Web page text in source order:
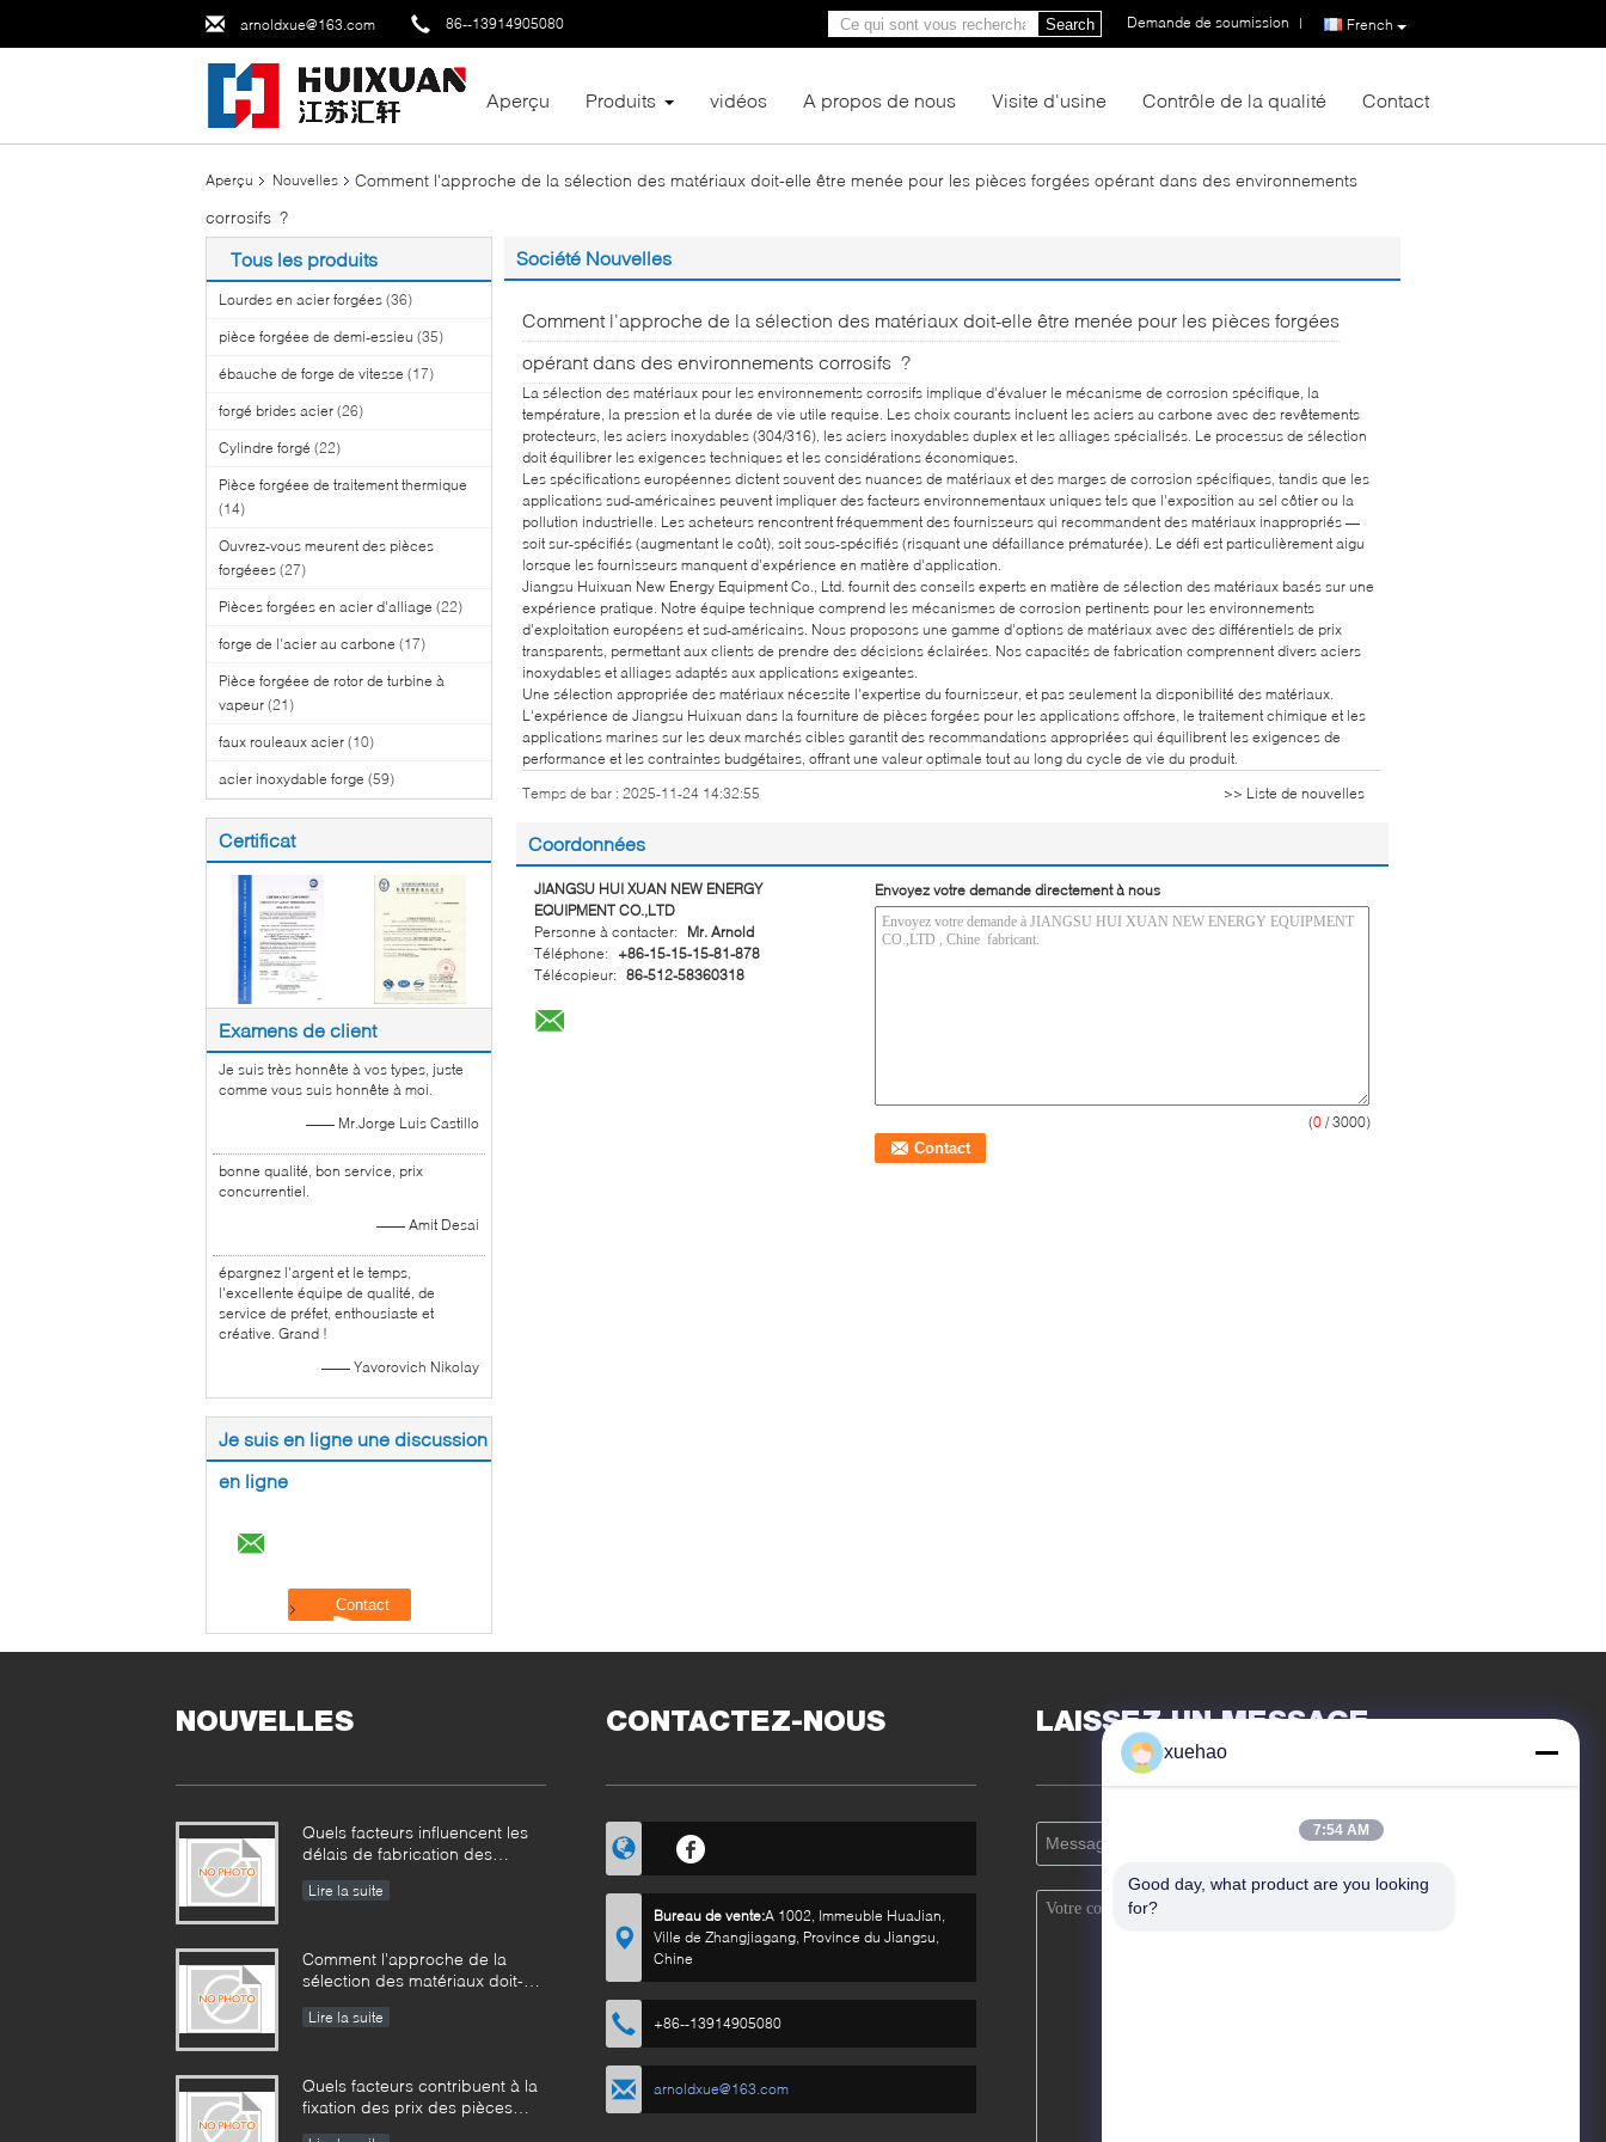
arnoldxue@163.com 86--13914905080 French
Demande de soumission |
Search
Aperçu Produits vidéos A propos de nous Visite d'usine Contrôle de la qualité Contact
Aperçu Nouvelles
Comment l'approche de la sélection des matériaux doit-elle être menée pour les pièces forgées opérant dans des environnements
corrosifs ?​​
Tous les produits
Lourdes en acier forgées (36)
pièce forgéee de demi-essieu (35)
ébauche de forge de vitesse (17)
forgé brides acier (26)
Cylindre forgé (22)
Pièce forgéee de traitement thermique
(14)
Ouvrez-vous meurent des pièces
forgéees (27)
Pièces forgées en acier d'alliage (22)
forge de l'acier au carbone (17)
Pièce forgéee de rotor de turbine à
vapeur (21)
faux rouleaux acier (10)
acier inoxydable forge (59)
Certificat
Examens de client
Je suis très honnête à vos types, juste
comme vous suis honnête à moi.
—— Mr.Jorge Luis Castillo
bonne qualité, bon service, prix
concurrentiel.
—— Amit Desai
épargnez l'argent et le temps,
l'excellente équipe de qualité, de
service de préfet, enthousiaste et
créative. Grand !
—— Yavorovich Nikolay
Je suis en ligne une discussion
en ligne
Société Nouvelles
Comment l'approche de la sélection des matériaux doit-elle être menée pour les pièces forgées
opérant dans des environnements corrosifs ?​​
La sélection des matériaux pour les environnements corrosifs implique d'évaluer le mécanisme de corrosion spécifique, la
température, la pression et la durée de vie utile requise. Les choix courants incluent les aciers au carbone avec des revêtements
protecteurs, les aciers inoxydables (304/316), les aciers inoxydables duplex et les alliages spécialisés. Le processus de sélection
doit équilibrer les exigences techniques et les considérations économiques.
Les spécifications européennes dictent souvent des nuances de matériaux et des marges de corrosion spécifiques, tandis que les
applications sud-américaines peuvent impliquer des facteurs environnementaux uniques tels que l'exposition au sel côtier ou la
pollution industrielle. Les acheteurs rencontrent fréquemment des fournisseurs qui recommandent des matériaux inappropriés —
soit sur-spécifiés (augmentant le coût), soit sous-spécifiés (risquant une défaillance prématurée). Le défi est particulièrement aigu
lorsque les fournisseurs manquent d'expérience en matière d'application.
Jiangsu Huixuan New Energy Equipment Co., Ltd. fournit des conseils experts en matière de sélection des matériaux basés sur une
expérience pratique. Notre équipe technique comprend les mécanismes de corrosion pertinents pour les environnements
d'exploitation européens et sud-américains. Nous proposons une gamme d'options de matériaux avec des différentiels de prix
transparents, permettant aux clients de prendre des décisions éclairées. Nos capacités de fabrication comprennent divers aciers
inoxydables et alliages adaptés aux applications exigeantes.
Une sélection appropriée des matériaux nécessite l'expertise du fournisseur, et pas seulement la disponibilité des matériaux.
L'expérience de Jiangsu Huixuan dans la fourniture de pièces forgées pour les applications offshore, le traitement chimique et les
applications marines sur les deux marchés cibles garantit des recommandations appropriées qui équilibrent les exigences de
performance et les contraintes budgétaires, offrant une valeur optimale tout au long du cycle de vie du produit.
Temps de bar : 2025-11-24 14:32:55
>> Liste de nouvelles
Coordonnées
JIANGSU HUI XUAN NEW ENERGY
EQUIPMENT CO.,LTD
Personne à contacter:
Mr. Arnold
Téléphone:
+86-15-15-15-81-878
Télécopieur: 86-512-58360318
Envoyez votre demande directement à nous
(0 / 3000)
NOUVELLES
Quels facteurs influencent les
délais de fabrication des
comment peuvent-ils être
Lire la suite
Comment l'approche de la
sélection des matériaux doit-
forgées opérant dans des
Lire la suite
Quels facteurs contribuent à la
fixation des prix des pièces
CONTACTEZ-NOUS
Bureau de vente:A 1002, Immeuble HuaJian,
Ville de Zhangjiagang, Province du Jiangsu,
Chine
+86--13914905080
arnoldxue@163.com
LAISSEZ UN MESSAGE
xuehao
7:54 AM
Good day, what product are you looking
for?